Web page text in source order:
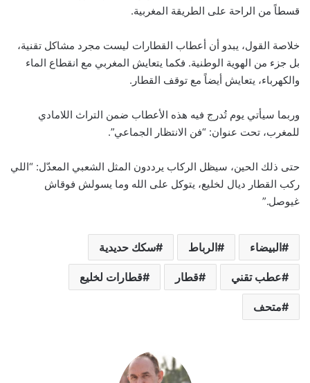
قسطاً من الراحة على الطريقة المغربية.
خلاصة القول، يبدو أن أعطاب القطارات ليست مجرد مشاكل تقنية،
بل جزء من الهوية الوطنية. فكما يتعايش المغربي مع انقطاع الماء
والكهرباء، يتعايش أيضاً مع توقف القطار.
وربما سيأتي يوم تُدرج فيه هذه الأعطاب ضمن التراث اللامادي
للمغرب، تحت عنوان: “فن الانتظار الجماعي”.
حتى ذلك الحين، سيظل الركاب يرددون المثل الشعبي المعدّل: “اللي
ركب القطار ديال لخليع، يتوكل على الله وما يسولش فوقاش
غيوصل.”
البيضاء الرباط سكك حديدية
عطب تقني قطار قطارات لخليع
متحف